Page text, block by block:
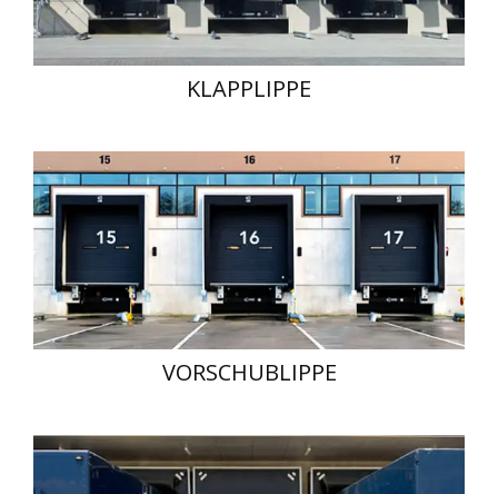
KLAPPLIPPE
VORSCHUBLIPPE